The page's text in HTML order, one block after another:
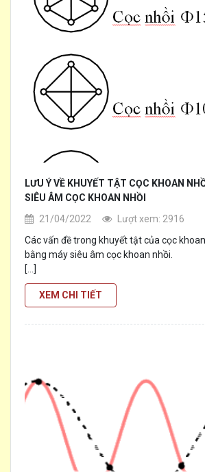
LƯU Ý VỀ KHUYẾT TẬT CỌC KHOAN
SIÊU ÂM CỌC KHOAN NHỒI
21/04/2022
Lượt xem: 2916
Các vấn đề trong khuyết tật của cọc
bằng máy siêu âm cọc khoan nhồi.
[...]
XEM CHI TIẾT